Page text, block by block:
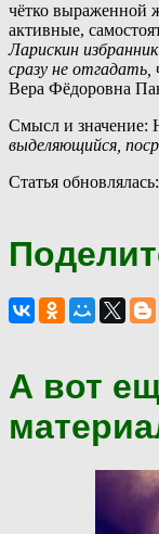
чётко выраженной
активные,
Ларискин
сразу не отгадать,
Вера Фёдоровна
Смысл и
выделяющийся,
Статья
А вот